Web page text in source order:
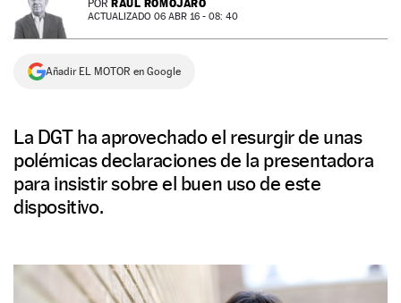
NEWSLETTER
SÍGUENOS
POR RAÚL ROMOJARO
ACTUALIZADO 06 ABR 16 - 08: 40
Añadir EL MOTOR en Google
La DGT ha aprovechado el resurgir de unas
polémicas declaraciones de la presentadora
para insistir sobre el buen uso de este
dispositivo.